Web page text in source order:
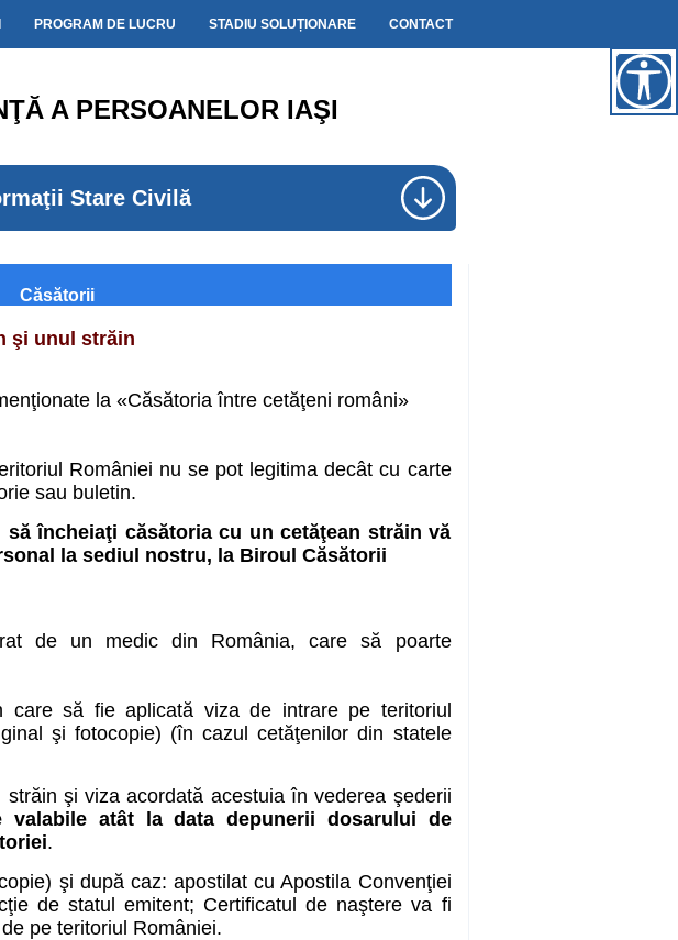
PROGRAM DE LUCRU STADIU SOLUȚIONARE CONTACT
A PERSOANELOR IAŞI
Stare Civilă
Căsătorii
şi unul străin
la «Căsătoria între cetăţeni români»
României nu se pot legitima decât cu carte
sau buletin.
încheiaţi căsătoria cu un cetăţean străin vă
la sediul nostru, la Biroul Căsătorii
de un medic din România, care să poarte
să fie aplicată viza de intrare pe teritoriul
şi fotocopie) (în cazul cetăţenilor din statele
şi viza acordată acestuia în vederea şederii
valabile atât la data depunerii dosarului de
.
şi după caz: apostilat cu Apostila Convenţiei
de statul emitent; Certificatul de naştere va fi
pe teritoriul României.